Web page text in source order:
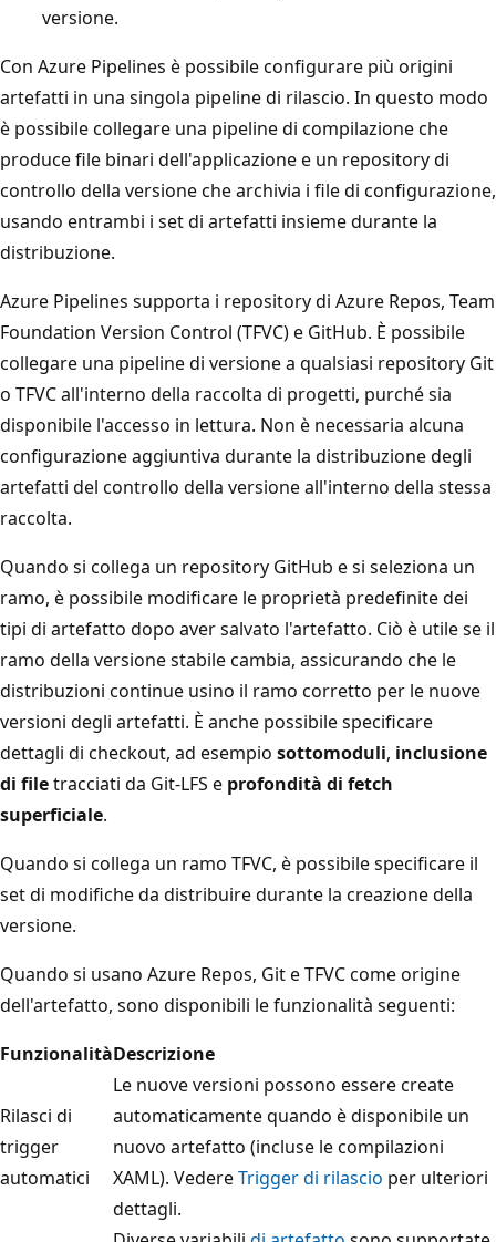
versione.
Con Azure Pipelines è possibile configurare più origini
artefatti in una singola pipeline di rilascio. In questo modo
è possibile collegare una pipeline di compilazione che
produce file binari dell'applicazione e un repository di
controllo della versione che archivia i file di configurazione,
usando entrambi i set di artefatti insieme durante la
distribuzione.
Azure Pipelines supporta i repository di Azure Repos, Team
Foundation Version Control (TFVC) e GitHub. È possibile
collegare una pipeline di versione a qualsiasi repository Git
o TFVC all'interno della raccolta di progetti, purché sia
disponibile l'accesso in lettura. Non è necessaria alcuna
configurazione aggiuntiva durante la distribuzione degli
artefatti del controllo della versione all'interno della stessa
raccolta.
Quando si collega un repository GitHub e si seleziona un
ramo, è possibile modificare le proprietà predefinite dei
tipi di artefatto dopo aver salvato l'artefatto. Ciò è utile se il
ramo della versione stabile cambia, assicurando che le
distribuzioni continue usino il ramo corretto per le nuove
versioni degli artefatti. È anche possibile specificare
dettagli di checkout, ad esempio sottomoduli, inclusione
di filetracciati da Git-LFS e profondità di fetch
superficiale.
Quando si collega un ramo TFVC, è possibile specificare il
set di modifiche da distribuire durante la creazione della
versione.
Quando si usano Azure Repos, Git e TFVC come origine
dell'artefatto, sono disponibili le funzionalità seguenti:
FunzionalitàDescrizione
Rilasci di
trigger
automatici
Le nuove versioni possono essere create
automaticamente quando è disponibile un
nuovo artefatto (incluse le compilazioni
XAML). VedereTrigger di rilascio per ulteriori
dettagli.